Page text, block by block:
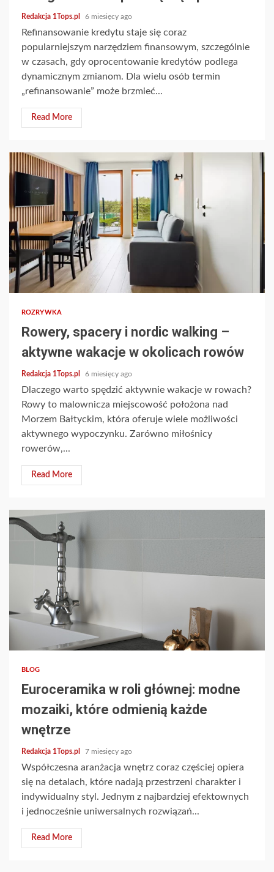
Redakcja 1Tops.pl 6 miesięcy ago
Refinansowanie kredytu staje się coraz
popularniejszym narzędziem finansowym, szczególnie
w czasach, gdy oprocentowanie kredytów podlega
dynamicznym zmianom. Dla wielu osób termin
„refinansowanie” może brzmieć...
Read More
4 min read
ROZRYWKA
Rowery, spacery i nordic walking –
aktywne wakacje w okolicach rowów
Redakcja 1Tops.pl 6 miesięcy ago
Dlaczego warto spędzić aktywnie wakacje w rowach?
Rowy to malownicza miejscowość położona nad
Morzem Bałtyckim, która oferuje wiele możliwości
aktywnego wypoczynku. Zarówno miłośnicy
rowerów,...
Read More
BLOG
Euroceramika w roli głównej: modne
mozaiki, które odmienią każde
wnętrze
Redakcja 1Tops.pl 7 miesięcy ago
Współczesna aranżacja wnętrz coraz częściej opiera
się na detalach, które nadają przestrzeni charakter i
indywidualny styl. Jednym z najbardziej efektownych
i jednocześnie uniwersalnych rozwiązań...
Read More